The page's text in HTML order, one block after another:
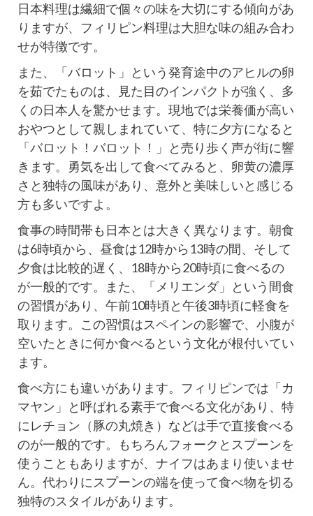
日本料理は繊細で個々の味を大切にする傾向があ
りますが、フィリピン料理は大胆な味の組み合わ
せが特徴です。
また、「バロット」という発育途中のアヒルの卵
を茹でたものは、見た目のインパクトが強く、多
くの日本人を驚かせます。現地では栄養価が高い
おやつとして親しまれていて、特に夕方になると
「バロット！バロット！」と売り歩く声が街に響
きます。勇気を出して食べてみると、卵黄の濃厚
さと独特の風味があり、意外と美味しいと感じる
方も多いですよ。
食事の時間帯も日本とは大きく異なります。朝食
は6時頃から、昼食は12時から13時の間、そして
夕食は比較的遅く、18時から20時頃に食べるの
が一般的です。また、「メリエンダ」という間食
の習慣があり、午前10時頃と午後3時頃に軽食を
取ります。この習慣はスペインの影響で、小腹が
空いたときに何か食べるという文化が根付いてい
ます。
食べ方にも違いがあります。フィリピンでは「カ
マヤン」と呼ばれる素手で食べる文化があり、特
にレチョン（豚の丸焼き）などは手で直接食べる
のが一般的です。もちろんフォークとスプーンを
使うこともありますが、ナイフはあまり使いませ
ん。代わりにスプーンの端を使って食べ物を切る
独特のスタイルがあります。